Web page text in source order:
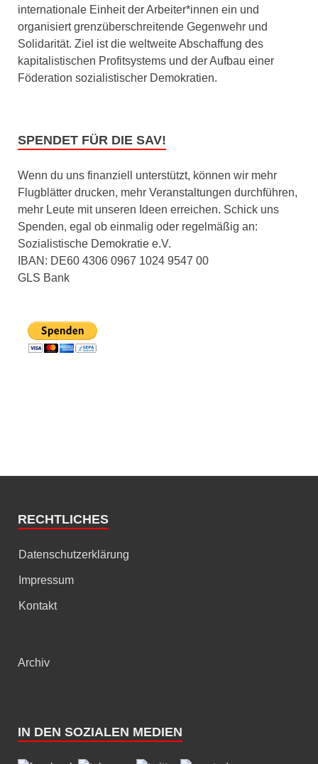
internationale Einheit der Arbeiter*innen ein und
organisiert grenzüberschreitende Gegenwehr und
Solidarität. Ziel ist die weltweite Abschaffung des
kapitalistischen Profitsystems und der Aufbau einer
Föderation sozialistischer Demokratien.
SPENDET FÜR DIE SAV!
Wenn du uns finanziell unterstützt, können wir mehr
Flugblätter drucken, mehr Veranstaltungen durchführen,
mehr Leute mit unseren Ideen erreichen. Schick uns
Spenden, egal ob einmalig oder regelmäßig an:
Sozialistische Demokratie e.V.
IBAN: DE60 4306 0967 1024 9547 00
GLS Bank
RECHTLICHES
Datenschutzerklärung
Impressum
Kontakt
Archiv
IN DEN SOZIALEN MEDIEN